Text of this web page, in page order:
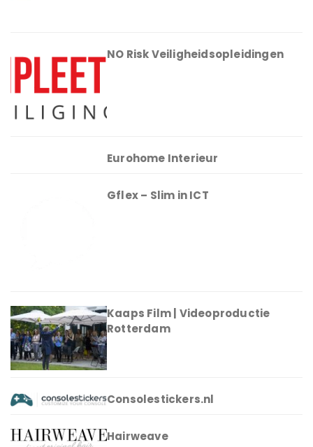
NO Risk Veiligheidsopleidingen
Eurohome Interieur
Gflex – Slim in ICT
Kaaps Film | Videoproductie
Rotterdam
Consolestickers.nl
Hairweave